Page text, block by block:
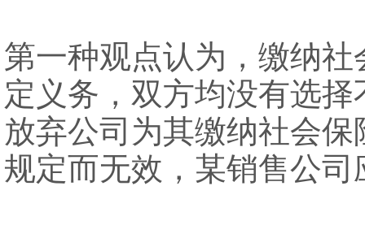
第一种观点认为，缴纳
定义务，双方均没有选
放弃公司为其缴纳社会
规定而无效，某销售公